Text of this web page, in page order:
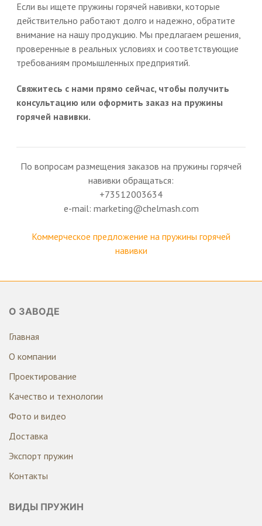
Если вы ищете пружины горячей навивки, которые
действительно работают долго и надежно, обратите
внимание на нашу продукцию. Мы предлагаем решения,
проверенные в реальных условиях и соответствующие
требованиям промышленных предприятий.
Свяжитесь с нами прямо сейчас, чтобы получить
консультацию или оформить заказ на пружины
горячей навивки.
По вопросам размещения заказов на пружины горячей
навивки обращаться:
+73512003634
e-mail: marketing@chelmash.com
Коммерческое предложение на пружины горячей
навивки
О ЗАВОДЕ
Главная
О компании
Проектирование
Качество и технологии
Фото и видео
Доставка
Экспорт пружин
Контакты
ВИДЫ ПРУЖИН